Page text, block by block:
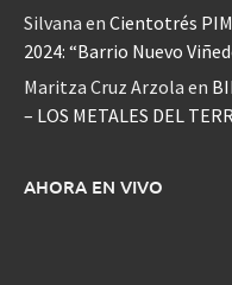
Silvana en Cientotrés
2024: “Barrio Nuevo
Maritza Cruz Arzola en
– LOS METALES DEL
AHORA EN VIVO